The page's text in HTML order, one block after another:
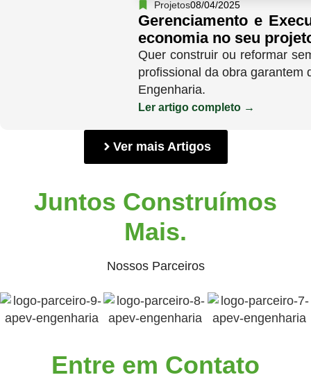
Projetos08/04/2025
Gerenciamento e
economia no seu
Quer construir ou reformar
profissional da obra garantem
Engenharia.
Ler artigo completo →
Ver mais Artigos
Juntos Construímos
Mais.
Nossos Parceiros
Entre em Contato